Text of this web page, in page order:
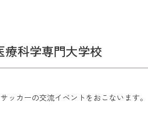
科学専門大学校
ッカーの交流イベントをおこないます。